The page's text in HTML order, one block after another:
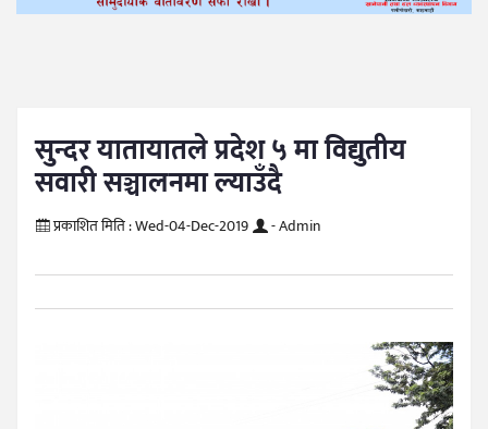
सुन्दर यातायातले प्रदेश ५ मा विद्युतीय
सवारी सञ्चालनमा ल्याउँदै
प्रकाशित मिति :Wed-04-Dec-2019 - Admin